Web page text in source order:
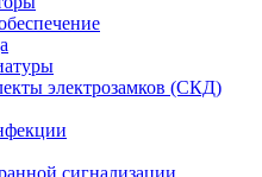
электрозамков (СКД)
сигнализации